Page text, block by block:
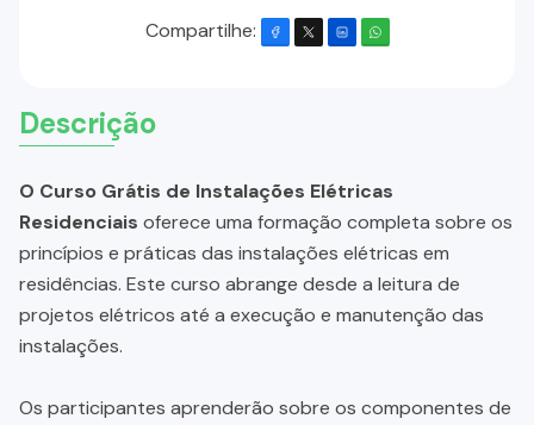
Compartilhe:
Descrição
O Curso Grátis de Instalações Elétricas
Residenciais oferece uma formação completa sobre os
princípios e práticas das instalações elétricas em
residências. Este curso abrange desde a leitura de
projetos elétricos até a execução e manutenção das
instalações.
Os participantes aprenderão sobre os componentes de